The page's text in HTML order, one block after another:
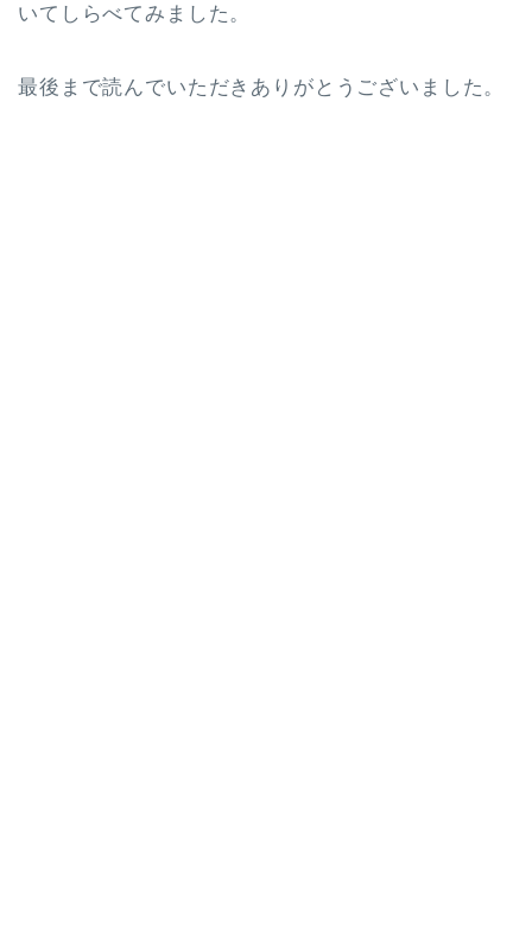
いてしらべてみました。
最後まで読んでいただきありがとうございました。